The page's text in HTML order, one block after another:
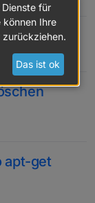
apt-get
für
können Ihre
Das ist ok